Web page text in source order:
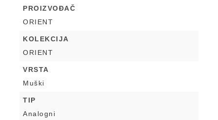
PROIZVOĐAČ
ORIENT
KOLEKCIJA
ORIENT
VRSTA
Muški
TIP
Analogni